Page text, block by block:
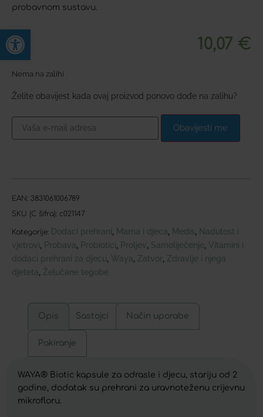
Open toolbar
probavnom sustavu.
10,07 €
Nema na zalihi
Želite obavijest kada ovaj proizvod ponovo dođe na zalihu?
Obavijesti me
EAN: 3831061006789
SKU (C šifra): c021147
Kategorije: Dodaci prehrani Mama i djeca Medis Nadutost i
vjetrovi Probava Probiotici Proljev Samoliječenje Vitamini i
dodaci prehrani za djecu Waya Zatvor Zdravlje i njega
djeteta Želučane tegobe
Opis Sastojci Način uporabe
Pakiranje
WAYA® Biotic kapsule za odrasle i djecu, stariju od 2
godine, dodatak su prehrani za uravnoteženu crijevnu
mikrofloru.